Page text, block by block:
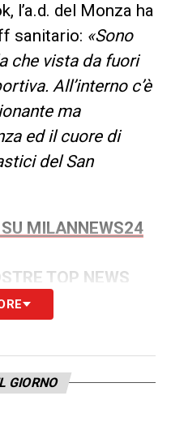
l’a.d. del Monza ha
sanitario: «Sono
che vista da fuori
All’interno c’è
ma
ed il cuore di
del San
MILANNEWS24
TOP NEWS
GIORNO